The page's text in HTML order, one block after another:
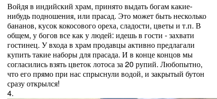
Войдя в индийский храм, принято выдать богам какие-
нибудь подношения, или прасад. Это может быть несколько
бананов, кусок кокосового ореха, сладости, цветы и т.п. В
общем, у богов все как у людей: идешь в гости - захвати
гостинец. У входа в храм продавцы активно предлагали
купить такие наборы для прасада. И в конце концов мы
согласились взять цветок лотоса за 20 рупий. Любопытно,
что его прямо при нас спрыснули водой, и закрытый бутон
сразу открылся!
4.